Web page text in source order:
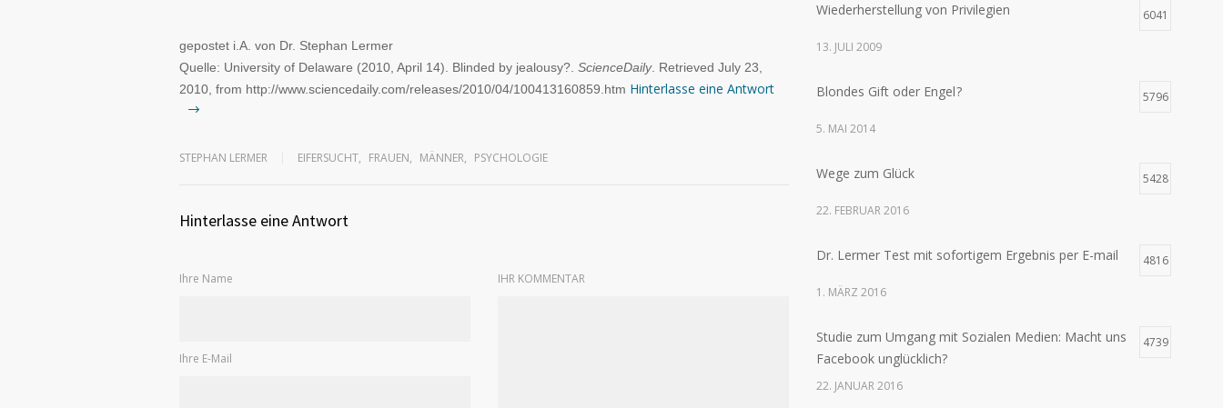
gepostet i.A. von Dr. Stephan Lermer
Quelle: University of Delaware (2010, April 14). Blinded by jealousy?. ScienceDaily. Retrieved July 23,
2010, from http://www.sciencedaily.com­/releases/2010/04/100413160859.htm Hinterlasse eine Antwort
STEPHAN LERMER EIFERSUCHT, FRAUEN, MÄNNER, PSYCHOLOGIE
Hinterlasse eine Antwort
Ihre Name
Ihre E-Mail
IHR KOMMENTAR
Wiederherstellung von Privilegien 6041
13. JULI 2009
Blondes Gift oder Engel ? 5796
5. MAI 2014
Wege zum Glück 5428
22. FEBRUAR 2016
Dr. Lermer Test mit sofortigem Ergebnis per E-mail 4816
1. MÄRZ 2016
Studie zum Umgang mit Sozialen Medien: Macht uns
Facebook unglücklich?
4739
22. JANUAR 2016